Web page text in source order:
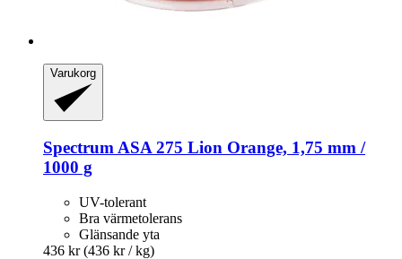
Varukorg
Spectrum ASA 275 Lion Orange, 1,75 mm /
1000 g
UV-tolerant
Bra värmetolerans
Glänsande yta
436 kr (436 kr / kg)